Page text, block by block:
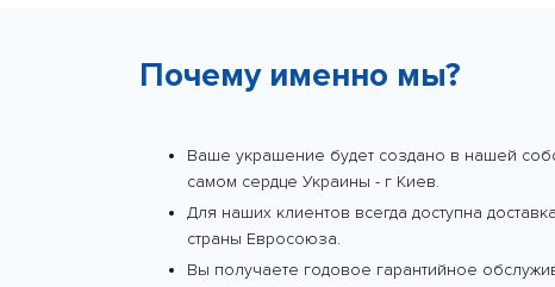
Почему именно мы?
Ваше украшение будет создано в нашей
самом сердце Украины - г Киев.
Для наших клиентов всегда доступна
страны Евросоюза.
Вы получаете годовое гарантийное